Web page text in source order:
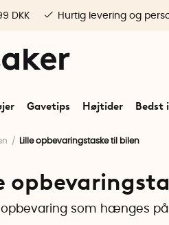
Gavetips Højtider Bedst
DKK Hurtig levering og
Lille opbevaringstaske til bilen
opbevaring som hænges